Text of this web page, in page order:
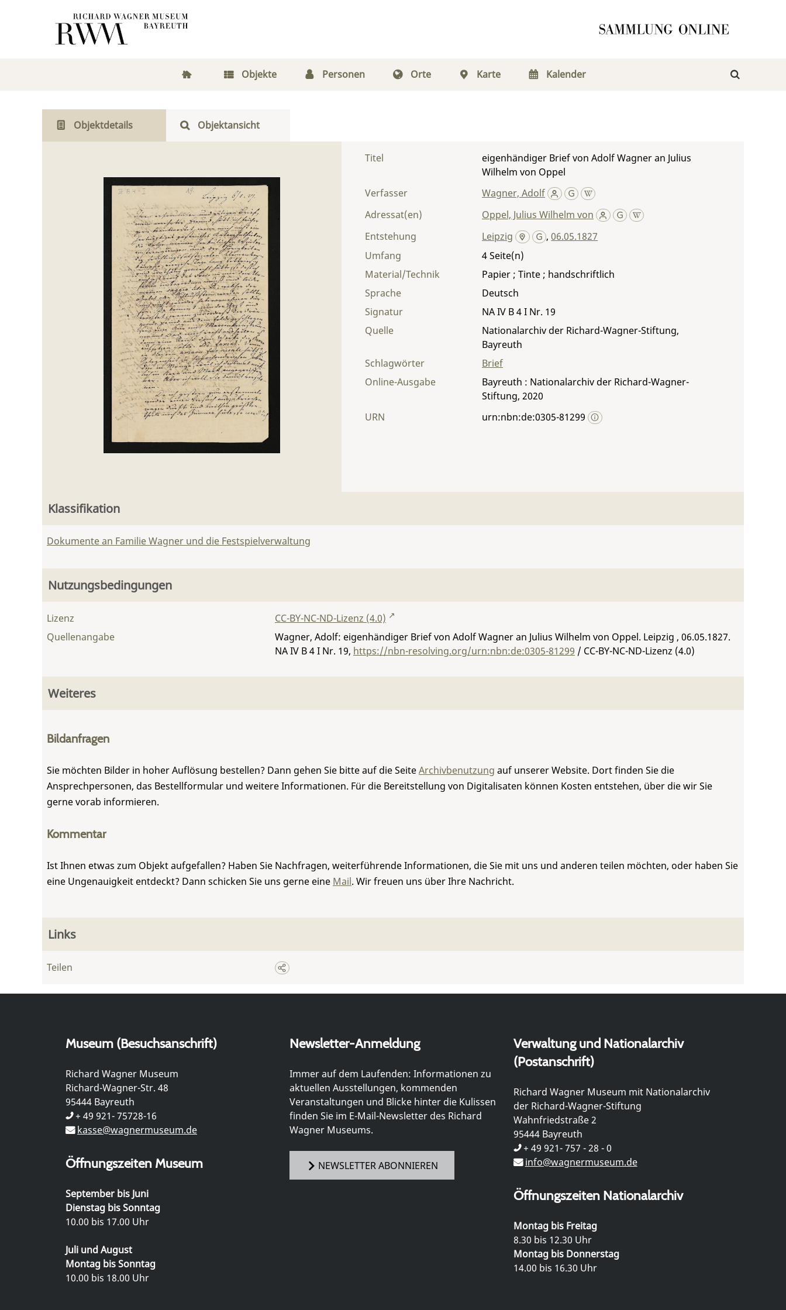
Objekte Personen Orte Karte Kalender
Objektdetails Objektansicht
Titel
eigenhändiger Brief von Adolf Wagner an Julius
Wilhelm von Oppel
Verfasser
Wagner, Adolf
Adressat(en)
Oppel, Julius Wilhelm von
Entstehung
Leipzig ,06.05.1827
Umfang
4
Material/Technik
Papier ; Tinte ; handschriftlich
Sprache
Deutsch
Signatur
NA IV B 4 I Nr. 19
Quelle
Nationalarchiv der Richard-Wagner-Stiftung,
Bayreuth
Schlagwörter
Brief
Online-Ausgabe
Bayreuth : Nationalarchiv der Richard-Wagner-
Stiftung, 2020
URN
urn:nbn:de:0305-81299
Klassifikation
Dokumente an Familie Wagner und die Festspielverwaltung
Nutzungsbedingungen
Lizenz
CC-BY-NC-ND-Lizenz (4.0)
Quellenangabe
Wagner, Adolf: eigenhändiger Brief von Adolf Wagner an Julius Wilhelm von Oppel. Leipzig , 06.05.1827.
NA IV B 4 I Nr. 19, https://nbn-resolving.org/urn:nbn:de:0305-81299 / CC-BY-NC-ND-Lizenz (4.0)
Weiteres
Bildanfragen
Sie möchten Bilder in hoher Auflösung bestellen? Dann gehen Sie bitte auf die SeiteArchivbenutzung auf unserer Website. Dort finden Sie die
Ansprechpersonen, das Bestellformular und weitere Informationen. Für die Bereitstellung von Digitalisaten können Kosten entstehen, über die wir Sie
gerne vorab informieren.
Kommentar
Ist Ihnen etwas zum Objekt aufgefallen? Haben Sie Nachfragen, weiterführende Informationen, die Sie mit uns und anderen teilen möchten, oder haben Sie
eine Ungenauigkeit entdeckt? Dann schicken Sie uns gerne eine Mail. Wir freuen uns über Ihre Nachricht.
Links
Teilen
Museum (Besuchsanschrift)
Richard Wagner Museum
Richard-Wagner-Str. 48
95444 Bayreuth
+ 49 921- 75728-16
kasse@wagnermuseum.de
Öffnungszeiten Museum
September bis Juni
Dienstag bis Sonntag
10.00 bis 17.00 Uhr
Juli und August
Montag bis Sonntag
10.00 bis 18.00 Uhr
Newsletter-Anmeldung
Immer auf dem Laufenden: Informationen zu
aktuellen Ausstellungen, kommenden
Veranstaltungen und Blicke hinter die Kulissen
finden Sie im E-Mail-Newsletter des Richard
Wagner Museums.
NEWSLETTER ABONNIEREN
Verwaltung und Nationalarchiv
(Postanschrift)
Richard Wagner Museum mit Nationalarchiv
der Richard-Wagner-Stiftung
Wahnfriedstraße 2
95444 Bayreuth
+ 49 921- 757 - 28 - 0
info@wagnermuseum.de
Öffnungszeiten Nationalarchiv
Montag bis Freitag
8.30 bis 12.30 Uhr
Montag bis Donnerstag
14.00 bis 16.30 Uhr